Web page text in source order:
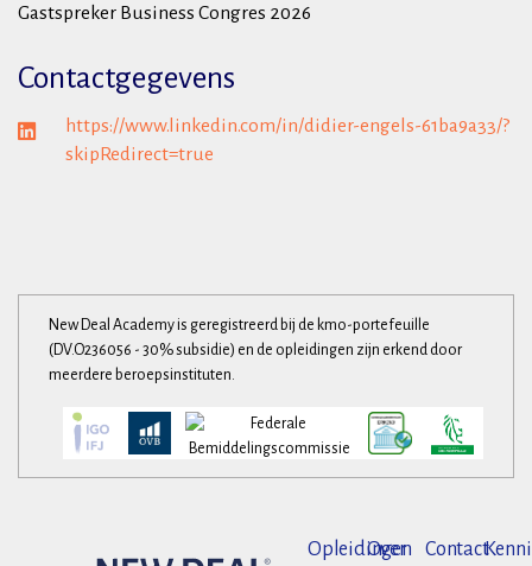
Gastspreker Business Congres 2026
Contactgegevens
https://www.linkedin.com/in/didier-engels-61ba9a33/?
skipRedirect=true
New Deal Academy is geregistreerd bij de kmo-portefeuille
(DV.O236056 - 30% subsidie) en de opleidingen zijn erkend door
meerdere beroepsinstituten.
Opleidingen
Over
Contact